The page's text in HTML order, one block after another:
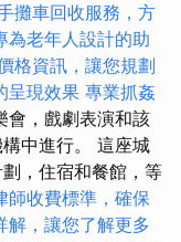
攤車回收服務，方
為老年人設計的助
格資訊，讓您規劃
呈現效果 專業抓姦
會，戲劇表演和該
中進行。 這座城
，住宿和餐館，等
師收費標準，確保
解，讓您了解更多